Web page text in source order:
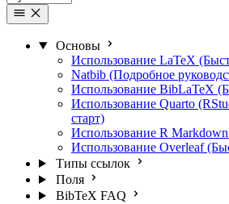
Основы
Использование LaTeX
Natbib (Подробное
Использование BibLaTeX
Использование Quarto
старт)
Использование R
Использование Overleaf
Типы ссылок
Поля
BibTeX FAQ